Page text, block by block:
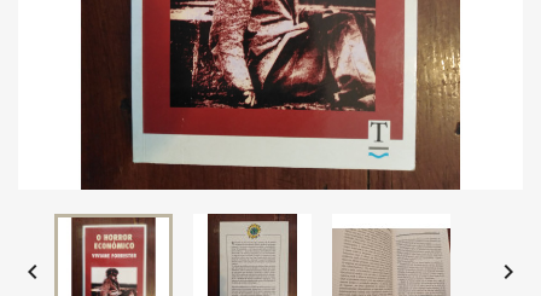
 